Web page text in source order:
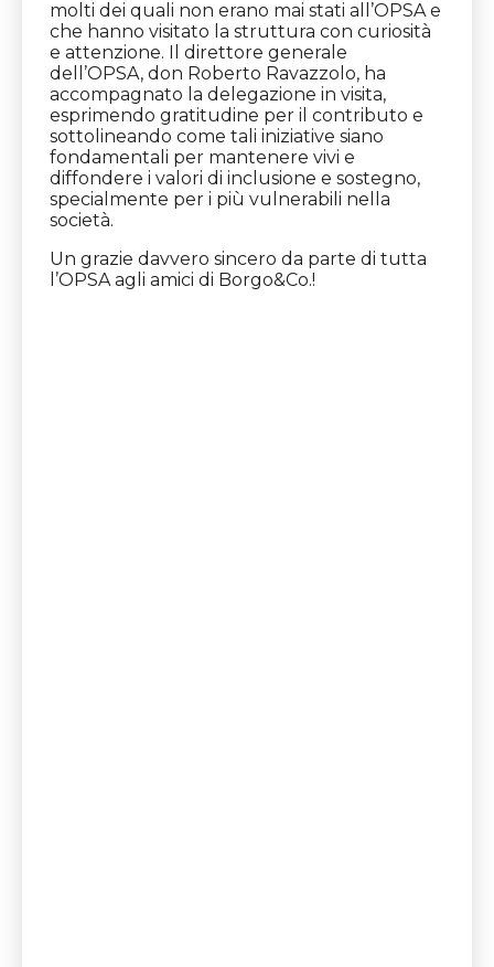
molti dei quali non erano mai stati all’OPSA e
che hanno visitato la struttura con curiosità
e attenzione. Il direttore generale
dell’OPSA, don Roberto Ravazzolo, ha
accompagnato la delegazione in visita,
esprimendo gratitudine per il contributo e
sottolineando come tali iniziative siano
fondamentali per mantenere vivi e
diffondere i valori di inclusione e sostegno,
specialmente per i più vulnerabili nella
società.
Un grazie davvero sincero da parte di tutta
l’OPSA agli amici di Borgo&Co.!